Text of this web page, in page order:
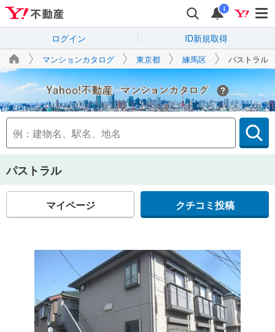
i
ログイン ID新規取得
マンションカタログ 東京都 練馬区 パストラル
Yahoo!不動産
パストラル
マイページ クチコミ投稿